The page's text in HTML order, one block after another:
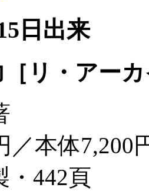
日出来
リ・アー
／本体7,200
・442頁